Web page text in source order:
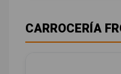
CARROCERÍA